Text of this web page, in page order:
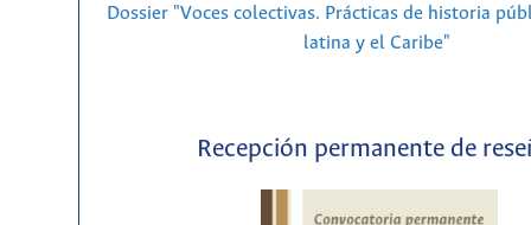
Dossier "Voces colectivas. Prácticas de historia
latina y el Caribe"
Recepción permanente de